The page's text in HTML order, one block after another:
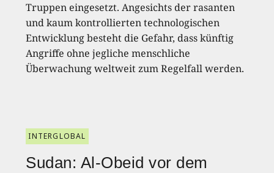
Truppen eingesetzt. Angesichts der rasanten
und kaum kontrollierten technologischen
Entwicklung besteht die Gefahr, dass künftig
Angriffe ohne jegliche menschliche
Überwachung weltweit zum Regelfall werden.
INTERGLOBAL
Sudan: Al-Obeid vor dem